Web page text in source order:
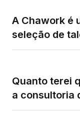
A Chawork é
seleção de
Quanto terei
a consultoria